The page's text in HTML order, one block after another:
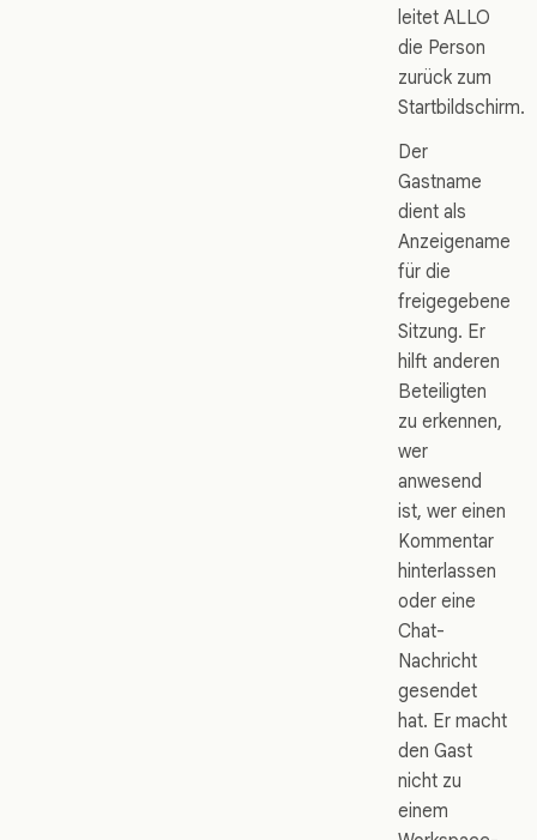
leitet ALLO
die Person
zurück zum
Startbildschirm.
Der
Gastname
dient als
Anzeigename
für die
freigegebene
Sitzung. Er
hilft anderen
Beteiligten
zu erkennen,
wer
anwesend
ist, wer einen
Kommentar
hinterlassen
oder eine
Chat-
Nachricht
gesendet
hat. Er macht
den Gast
nicht zu
einem